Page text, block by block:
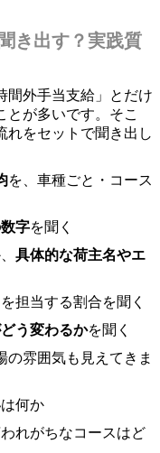
き出す？実践質
間外手当支給」とだけ
とが多いです。そこ
れをセットで聞き出し
を、車種ごと・コース
字を聞く
具体的な荷主名やエ
担当する割合を聞く
う変わるかを聞く
の雰囲気も見えてきま
は何か
れがちなコースはど